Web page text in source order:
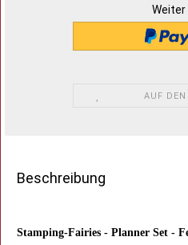
AUF
Beschreibung
Stamping-Fairies - Planner Set -